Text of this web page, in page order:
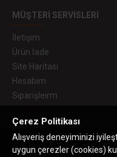
MÜŞTERI SERVISLERI
İletişim
Ürün İade
Site Haritası
Hesabım
Siparişleirm
Telif hakkı © 2019 Uzaras3D
Çerez Politikası
Alışveriş deneyiminizi
uygun çerezler (cookies)